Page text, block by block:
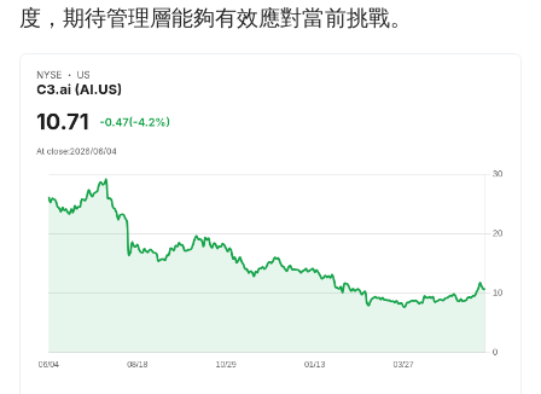
度，期待管理層能夠有效應對當前挑戰。